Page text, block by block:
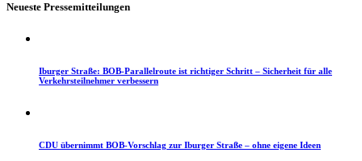
Neueste Pressemitteilungen
Iburger Straße: BOB-Parallelroute ist richtiger Schritt – Sicherheit für alle
Verkehrsteilnehmer verbessern
CDU übernimmt BOB-Vorschlag zur Iburger Straße – ohne eigene Ideen